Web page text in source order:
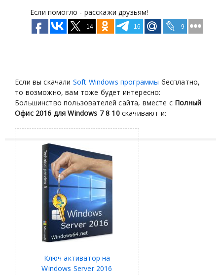
Если помогло - расскажи друзьям!
14 16 9
Если вы скачали Soft Windows программы бесплатно,
то возможно, вам тоже будет интересно:
Большинство пользователей сайта, вместе с Полный
Офис 2016 для Windows 7 8 10скачивают и:
Ключ активатор на
Windows Server 2016